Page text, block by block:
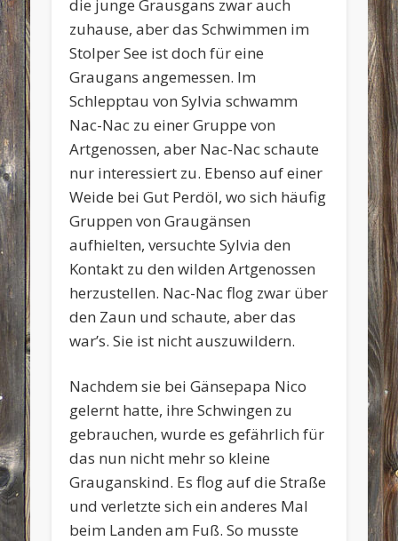
die junge Grausgans zwar auch
zuhause, aber das Schwimmen im
Stolper See ist doch für eine
Graugans angemessen. Im
Schlepptau von Sylvia schwamm
Nac-Nac zu einer Gruppe von
Artgenossen, aber Nac-Nac schaute
nur interessiert zu. Ebenso auf einer
Weide bei Gut Perdöl, wo sich häufig
Gruppen von Graugänsen
aufhielten, versuchte Sylvia den
Kontakt zu den wilden Artgenossen
herzustellen. Nac-Nac flog zwar über
den Zaun und schaute, aber das
war’s. Sie ist nicht auszuwildern.
Nachdem sie bei Gänsepapa Nico
gelernt hatte, ihre Schwingen zu
gebrauchen, wurde es gefährlich für
das nun nicht mehr so kleine
Grauganskind. Es flog auf die Straße
und verletzte sich ein anderes Mal
beim Landen am Fuß. So musste